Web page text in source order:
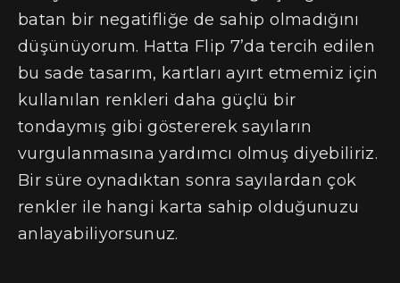
batan bir negatifliğe de sahip olmadığını
düşünüyorum. Hatta Flip 7’da tercih edilen
bu sade tasarım, kartları ayırt etmemiz için
kullanılan renkleri daha güçlü bir
tondaymış gibi göstererek sayıların
vurgulanmasına yardımcı olmuş diyebiliriz.
Bir süre oynadıktan sonra sayılardan çok
renkler ile hangi karta sahip olduğunuzu
anlayabiliyorsunuz.